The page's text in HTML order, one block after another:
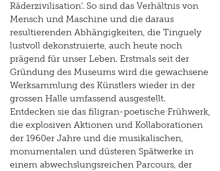
Räderzivilisation’. So sind das Verhältnis von
Mensch und Maschine und die daraus
resultierenden Abhängigkeiten, die Tinguely
lustvoll dekonstruierte, auch heute noch
prägend für unser Leben. Erstmals seit der
Gründung des Museums wird die gewachsene
Werksammlung des Künstlers wieder in der
grossen Halle umfassend ausgestellt.
Entdecken sie das filigran-poetische Frühwerk,
die explosiven Aktionen und Kollaborationen
der 1960er Jahre und die musikalischen,
monumentalen und düsteren Spätwerke in
einem abwechslungsreichen Parcours, der